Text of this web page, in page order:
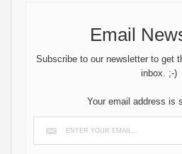
Email
Subscribe to our newsletter to get
inbox. ;-)
Your email address is